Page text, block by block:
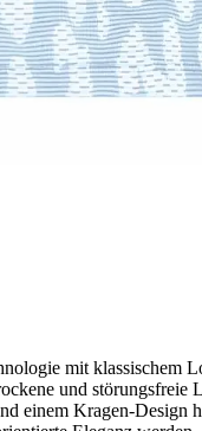
mit klassischem
und störungsfreie
einem Kragen-Design